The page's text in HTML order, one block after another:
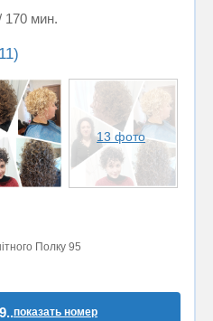
170 мин.
13 фото
Полку 95
показать номер